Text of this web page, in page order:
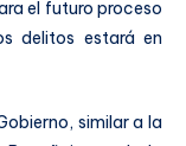
el futuro proceso
delitos estará en
similar a la